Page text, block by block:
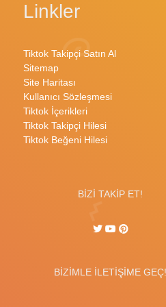
Linkler
Tiktok Takipçi Satın Al
Sitemap
Site Haritası
Kullanıcı Sözleşmesi
Tiktok İçerikleri
Tiktok Takipçi Hilesi
Tiktok Beğeni Hilesi
BİZİ TAKİP ET!
BİZİMLE İLETİŞİME GEÇ!